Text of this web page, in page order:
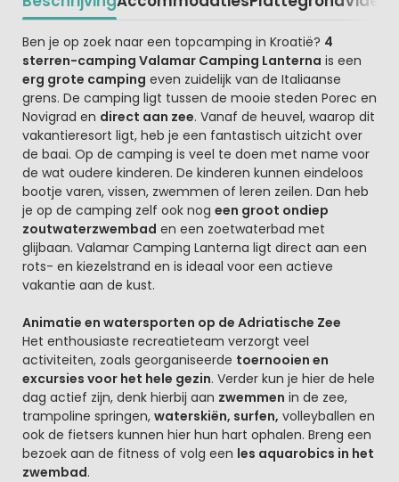
Beschrijving
Ben je op zoek naar een topcamping in Kroatië? 4
sterren-camping Valamar Camping Lanterna is een
erg grote camping even zuidelijk van de Italiaanse
grens. De camping ligt tussen de mooie steden Porec en
Novigrad en direct aan zee. Vanaf de heuvel, waarop dit
vakantieresort ligt, heb je een fantastisch uitzicht over
de baai. Op de camping is veel te doen met name voor
de wat oudere kinderen. De kinderen kunnen eindeloos
bootje varen, vissen, zwemmen of leren zeilen. Dan heb
je op de camping zelf ook nog een groot ondiep
zoutwaterzwembad en een zoetwaterbad met
glijbaan. Valamar Camping Lanterna ligt direct aan een
rots- en kiezelstrand en is ideaal voor een actieve
vakantie aan de kust.
Animatie en watersporten op de Adriatische Zee
Het enthousiaste recreatieteam verzorgt veel
activiteiten, zoals georganiseerde toernooien en
excursies voor het hele gezin. Verder kun je hier de hele
dag actief zijn, denk hierbij aan zwemmen in de zee,
trampoline springen, waterskiën, surfen, volleyballen en
ook de fietsers kunnen hier hun hart ophalen. Breng een
bezoek aan de fitness of volg een les aquarobics in het
zwembad.